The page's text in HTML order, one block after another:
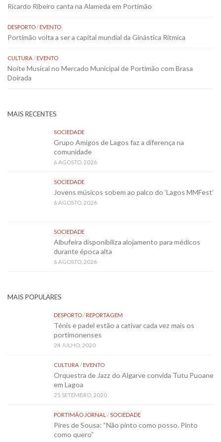
Ricardo Ribeiro canta na Alameda em Portimão
DESPORTO/EVENTO
Portimão volta a ser a capital mundial da Ginástica Rítmica
CULTURA/EVENTO
Noite Musical no Mercado Municipal de Portimão com Brasa
Doirada
MAIS RECENTES
SOCIEDADE
Grupo Amigos de Lagos faz a diferença na
comunidade
6 AGOSTO, 2026
SOCIEDADE
Jovens músicos sobem ao palco do ‘Lagos MMFest’
6 AGOSTO, 2026
SOCIEDADE
Albufeira disponibiliza alojamento para médicos
durante época alta
6 AGOSTO, 2026
MAIS POPULARES
DESPORTO/REPORTAGEM
Ténis e padel estão a cativar cada vez mais os
portimonenses
24 JULHO, 2020
CULTURA/EVENTO
Orquestra de Jazz do Algarve convida Tutu Puoane
em Lagoa
25 SETEMBRO, 2020
PORTIMÃO JORNAL /SOCIEDADE
Pires de Sousa: “Não pinto como posso. Pinto
como quero”